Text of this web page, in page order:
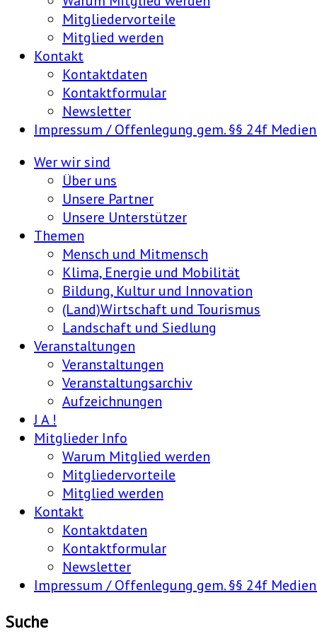
Mitgliedervorteile
Mitglied werden
Kontakt
Kontaktdaten
Kontaktformular
Newsletter
Impressum / Offenlegung gem. §§ 24f
Wer wir sind
Über uns
Unsere Partner
Unsere Unterstützer
Themen
Mensch und Mitmensch
Klima, Energie und Mobilität
Bildung, Kultur und Innovation
(Land)Wirtschaft und Tourismus
Landschaft und Siedlung
Veranstaltungen
Veranstaltungen
Veranstaltungsarchiv
Aufzeichnungen
J A !
Mitglieder Info
Warum Mitglied werden
Mitgliedervorteile
Mitglied werden
Kontakt
Kontaktdaten
Kontaktformular
Newsletter
Impressum / Offenlegung gem. §§ 24f
Suche